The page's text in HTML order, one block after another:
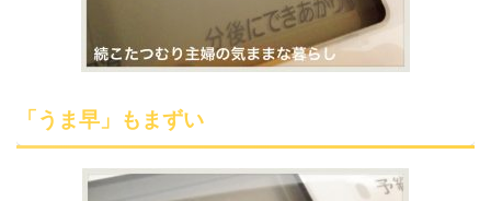
「うま早」もまずい